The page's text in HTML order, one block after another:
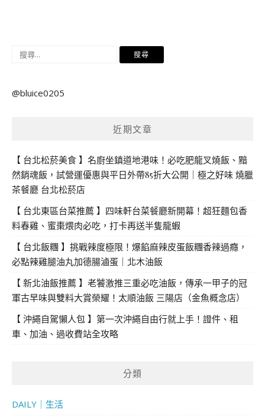
搜
鍵
@bluice0205
近期文章
【 台北松菸美食 】名廚坐鎮道地港味！必吃肥龍叉燒飯、黯
然銷魂飯，試營運優惠與平日外帶85折大公開｜極之好味 燒臘
茶餐廳 台北松菸店
【 台北東區台菜推薦 】四味軒台菜餐廳新開幕！超狂麵包香
料春雞、蜜棗煨肉必吃，打卡再送半隻龍蝦
【 台北飯糰 】挑戰辣度極限！爆餡麻辣皮蛋飯糰香辣過癮，
必點辣雞腿油丸加德腸滷蛋｜北木油飯
【 新北油飯推薦 】老饕激推三重必吃油飯，傳承一甲子的冠
軍古早味與雙料大賞榮耀！太順油飯 三陽店（金魚概念店）
【 沖繩自駕懶人包 】第一次沖繩自由行就上手！證件、租
車、加油、過收費站全攻略
分類
DAILY｜生活